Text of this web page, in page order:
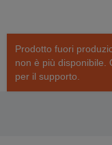
Prodotto fuori
non è più disponibile.
per il supporto.